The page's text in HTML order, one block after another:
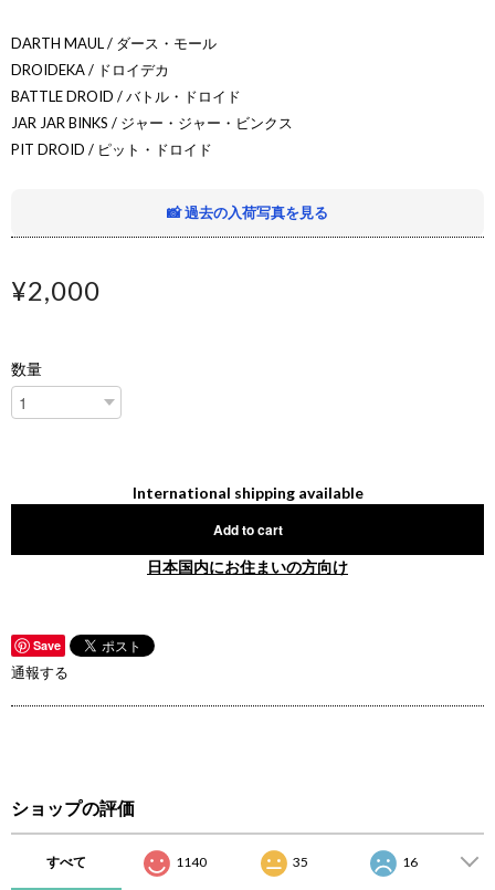
DARTH MAUL / ダース・モール
DROIDEKA / ドロイデカ
BATTLE DROID / バトル・ドロイド
JAR JAR BINKS / ジャー・ジャー・ビンクス
PIT DROID / ピット・ドロイド
📸 過去の入荷写真を見る
¥2,000
数量
International shipping available
Add to cart
日本国内にお住まいの方向け
Save
通報する
ショップの評価
すべて 1140 35 16